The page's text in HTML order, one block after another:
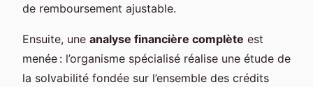
de remboursement ajustable.
Ensuite, une analyse financière complète est
menée : l’organisme spécialisé réalise une étude de
la solvabilité fondée sur l’ensemble des crédits